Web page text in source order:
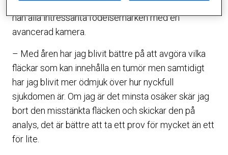
den tiden både diagnostiserar och dokumenterar
han alla intressanta födelsemärken med en
avancerad kamera.
– Med åren har jag blivit bättre på att avgöra vilka
fläckar som kan innehålla en tumör men samtidigt
har jag blivit mer ödmjuk över hur nyckfull
sjukdomen är. Om jag är det minsta osäker skär jag
bort den misstänkta fläcken och skickar den på
analys, det är bättre att ta ett prov för mycket än ett
för lite.